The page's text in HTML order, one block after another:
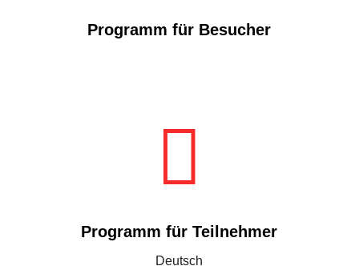
Programm für Besucher

Programm für Teilnehmer
Deutsch